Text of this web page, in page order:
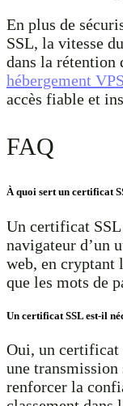
En plus de
SSL, la vitesse
dans la rétention
hébergement
accès fiable et
FAQ
À quoi sert un certificat
Un certificat
navigateur d’un
web, en cryptant
que les mots de
Un certificat SSL est-il
Oui, un certificat
une transmission
renforcer la